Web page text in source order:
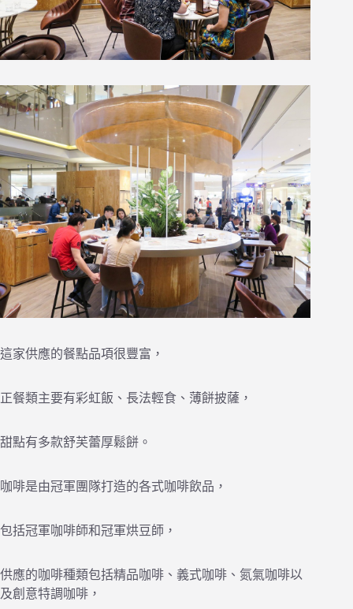
這家供應的餐點品項很豐富，
正餐類主要有彩虹飯、長法輕食、薄餅披薩，
甜點有多款舒芙蕾厚鬆餅。
咖啡是由冠軍團隊打造的各式咖啡飲品，
包括冠軍咖啡師和冠軍烘豆師，
供應的咖啡種類包括精品咖啡、義式咖啡、氮氣咖啡以
及創意特調咖啡，